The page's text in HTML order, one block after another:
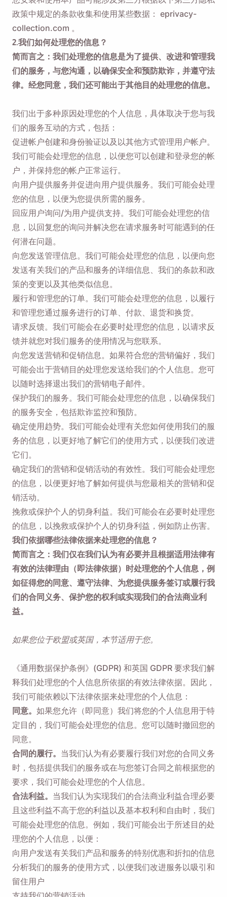
政策中规定的条款收集和使用某些数据： eprivacy-
collection.com 。
2.我们如何处理您的信息？
简而言之：我们处理您的信息是为了提供、改进和管理我
们的服务，与您沟通，以确保安全和预防欺诈，并遵守法
律。经您同意，我们还可能出于其他目的处理您的信息。
我们出于多种原因处理您的个人信息，具体取决于您与我
们的服务互动的方式，包括：
促进帐户创建和身份验证以及以其他方式管理用户帐户。
我们可能会处理您的信息，以便您可以创建和登录您的帐
户，并保持您的帐户正常运行。
向用户提供服务并促进向用户提供服务。我们可能会处理
您的信息，以便为您提供所需的服务。
回应用户询问/为用户提供支持。我们可能会处理您的信
息，以回复您的询问并解决您在请求服务时可能遇到的任
何潜在问题。
向您发送管理信息。我们可能会处理您的信息，以便向您
发送有关我们的产品和服务的详细信息、我们的条款和政
策的变更以及其他类似信息。
履行和管理您的订单。我们可能会处理您的信息，以履行
和管理您通过服务进行的订单、付款、退货和换货。
请求反馈。我们可能会在必要时处理您的信息，以请求反
馈并就您对我们服务的使用情况与您联系。
向您发送营销和促销信息。如果符合您的营销偏好，我们
可能会出于营销目的处理您发送给我们的个人信息。您可
以随时选择退出我们的营销电子邮件。
保护我们的服务。我们可能会处理您的信息，以确保我们
的服务安全，包括欺诈监控和预防。
确定使用趋势。我们可能会处理有关您如何使用我们的服
务的信息，以更好地了解它们的使用方式，以便我们改进
它们。
确定我们的营销和促销活动的有效性。我们可能会处理您
的信息，以便更好地了解如何提供与您最相关的营销和促
销活动。
挽救或保护个人的切身利益。我们可能会在必要时处理您
的信息，以挽救或保护个人的切身利益，例如防止伤害。
我们依据哪些法律依据来处理您的信息？
简而言之：我们仅在我们认为有必要并且根据适用法律有
有效的法律理由（即法律依据）时处理您的个人信息，例
如征得您的同意、遵守法律、为您提供服务签订或履行我
们的合同义务、保护您的权利或实现我们的合法商业利
益。
如果您位于欧盟或英国，本节适用于您。
《通用数据保护条例》(GDPR) 和英国 GDPR 要求我们解
释我们处理您的个人信息所依据的有效法律依据。因此，
我们可能依赖以下法律依据来处理您的个人信息：
同意。 如果您允许（即同意）我们将您的个人信息用于特
定目的，我们可能会处理您的信息。您可以随时撤回您的
同意。
合同的履行。 当我们认为有必要履行我们对您的合同义务
时，包括提供我们的服务或在与您签订合同之前根据您的
要求，我们可能会处理您的个人信息。
合法利益。 当我们认为实现我们的合法商业利益合理必要
且这些利益不高于您的利益以及基本权利和自由时，我们
可能会处理您的信息。例如，我们可能会出于所述目的处
理您的个人信息，以便：
向用户发送有关我们产品和服务的特别优惠和折扣的信息
分析我们的服务的使用方式，以便我们改进服务以吸引和
留住用户